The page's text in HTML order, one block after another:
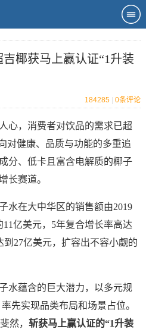
椰获马上赢认证“1升装
184285 0条评论
心，消费者对饮品的需求已超
对健康、品质与功能的多重追
分、低卡且富含电解质的椰子
长赛道。
水在大中华区的销售额由2019
亿美元，5年复合增长率高达
到27亿美元，扩容出不容小觑的
水蕴含的巨大潜力，以多元规
先实现品类布局和场景占位。
然， 斩获马上赢认证的“1升装